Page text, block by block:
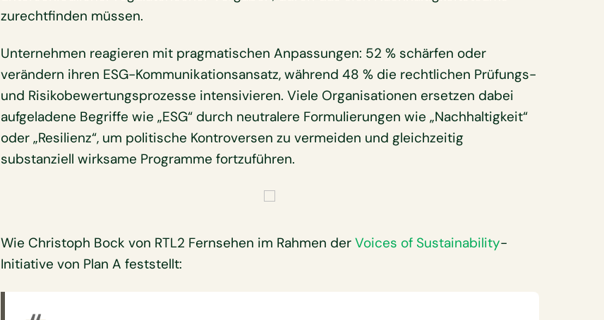
zurechtfinden müssen.
Unternehmen reagieren mit pragmatischen Anpassungen: 52 % schärfen oder
verändern ihren ESG-Kommunikationsansatz, während 48 % die rechtlichen Prüfungs-
und Risikobewertungsprozesse intensivieren. Viele Organisationen ersetzen dabei
aufgeladene Begriffe wie „ESG“ durch neutralere Formulierungen wie „Nachhaltigkeit“
oder „Resilienz“, um politische Kontroversen zu vermeiden und gleichzeitig
substanziell wirksame Programme fortzuführen.
Wie Christoph Bock von RTL2 Fernsehen im Rahmen der Voices of Sustainability-
Initiative von Plan A feststellt: